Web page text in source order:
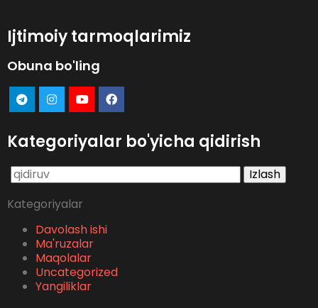
Ijtimoiy tarmoqlarimiz
Obuna bo'ling
Kategoriyalar bo'yicha qidirish
Qidirshish:
Kategoriyalar
Davolash ishi
Ma'ruzalar
Maqolalar
Uncategorized
Yangiliklar